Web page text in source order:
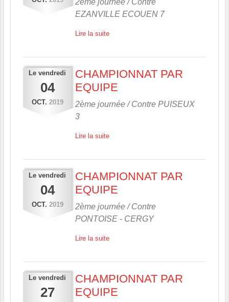
EZANVILLE ECOUEN 7
Lire la suite
Le vendredi
04
OCT. 2019
CHAMPIONNAT PAR
EQUIPE
2ème journée / Contre PUISEUX
3
Lire la suite
Le vendredi
04
OCT. 2019
CHAMPIONNAT PAR
EQUIPE
2ème journée / Contre
PONTOISE - CERGY
Lire la suite
Le vendredi
27
CHAMPIONNAT PAR
EQUIPE